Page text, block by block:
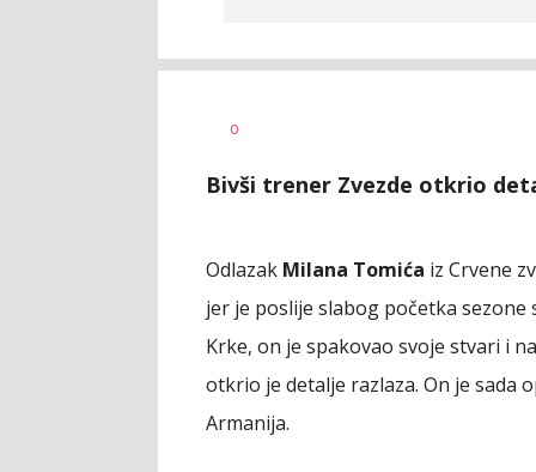
AUTOR
0
Bivši trener Zvezde otkrio
Odlazak Milana Tomića iz Crvene
jer je poslije slabog početka
Krke, on je spakovao svoje stvari i
otkrio je detalje razlaza. On je sada
Armanija.